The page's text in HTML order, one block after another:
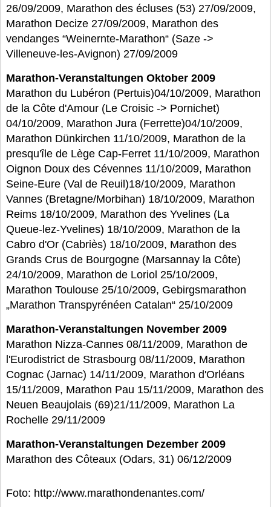
26/09/2009, Marathon des écluses (53) 27/09/2009,
Marathon Decize 27/09/2009, Marathon des
vendanges “Weinernte-Marathon“ (Saze ->
Villeneuve-les-Avignon) 27/09/2009
Marathon-Veranstaltungen Oktober 2009
Marathon du Lubéron (Pertuis)04/10/2009, Marathon
de la Côte d'Amour (Le Croisic -> Pornichet)
04/10/2009, Marathon Jura (Ferrette)04/10/2009,
Marathon Dünkirchen 11/10/2009, Marathon de la
presqu'île de Lège Cap-Ferret 11/10/2009, Marathon
Oignon Doux des Cévennes 11/10/2009, Marathon
Seine-Eure (Val de Reuil)18/10/2009, Marathon
Vannes (Bretagne/Morbihan) 18/10/2009, Marathon
Reims 18/10/2009, Marathon des Yvelines (La
Queue-lez-Yvelines) 18/10/2009, Marathon de la
Cabro d'Or (Cabriès) 18/10/2009, Marathon des
Grands Crus de Bourgogne (Marsannay la Côte)
24/10/2009, Marathon de Loriol 25/10/2009,
Marathon Toulouse 25/10/2009, Gebirgsmarathon
„Marathon Transpyrénéen Catalan“ 25/10/2009
Marathon-Veranstaltungen November 2009
Marathon Nizza-Cannes 08/11/2009, Marathon de
l'Eurodistrict de Strasbourg 08/11/2009, Marathon
Cognac (Jarnac) 14/11/2009, Marathon d'Orléans
15/11/2009, Marathon Pau 15/11/2009, Marathon des
Neuen Beaujolais (69)21/11/2009, Marathon La
Rochelle 29/11/2009
Marathon-Veranstaltungen Dezember 2009
Marathon des Côteaux (Odars, 31) 06/12/2009
Foto: http://www.marathondenantes.com/